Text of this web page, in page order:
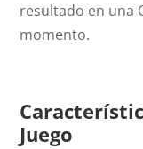
resultado en una
momento.
Juego